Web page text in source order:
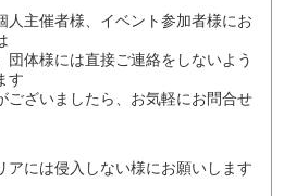
人主催者様、イベント参加者様にお
団体様には直接ご連絡をしないよう
す
ございましたら、お気軽にお問合せ
アには侵入しない様にお願いします